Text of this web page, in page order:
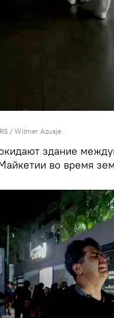
/ Wilmer Azuaje
здание
во время